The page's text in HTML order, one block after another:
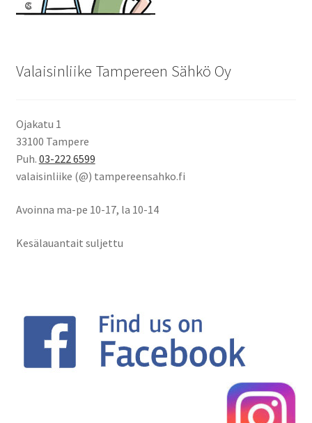
Valaisinliike Tampereen Sähkö Oy
Ojakatu 1
33100 Tampere
Puh. 03-222 6599
valaisinliike (@) tampereensahko.fi
Avoinna ma-pe 10-17, la 10-14
Kesälauantait suljettu